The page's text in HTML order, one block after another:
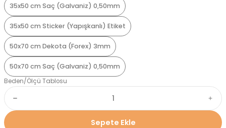
35x50 cm Saç (Galvaniz) 0,50mm
35x50 cm Sticker (Yapışkanlı) Etiket
50x70 cm Dekota (Forex) 3mm
50x70 cm Saç (Galvaniz) 0,50mm
Beden/Ölçü Tablosu
Sepete Ekle